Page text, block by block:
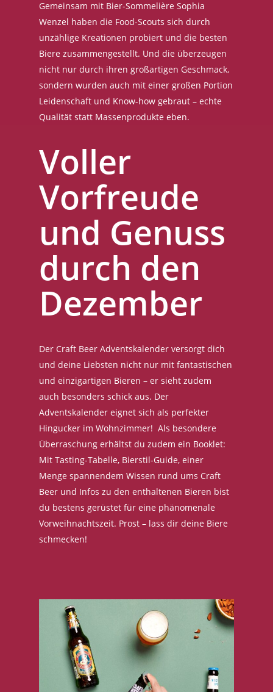
Gemeinsam mit Bier-Sommelière Sophia
Wenzel haben die Food-Scouts sich durch
unzählige Kreationen probiert und die besten
Biere zusammengestellt. Und die überzeugen
nicht nur durch ihren großartigen Geschmack,
sondern wurden auch mit einer großen Portion
Leidenschaft und Know-how gebraut – echte
Qualität statt Massenprodukte eben.
Voller
Vorfreude
und Genuss
durch den
Dezember
Der Craft Beer Adventskalender versorgt dich
und deine Liebsten nicht nur mit fantastischen
und einzigartigen Bieren – er sieht zudem
auch besonders schick aus. Der
Adventskalender eignet sich als perfekter
Hingucker im Wohnzimmer! Als besondere
Überraschung erhältst du zudem ein Booklet:
Mit Tasting-Tabelle, Bierstil-Guide, einer
Menge spannendem Wissen rund ums Craft
Beer und Infos zu den enthaltenen Bieren bist
du bestens gerüstet für eine phänomenale
Vorweihnachtszeit. Prost – lass dir deine Biere
schmecken!